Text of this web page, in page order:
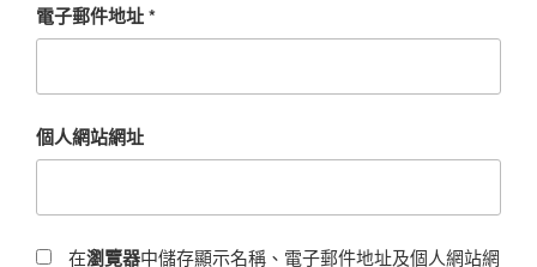
電子郵件地址*
個人網站網址
在瀏覽器中儲存顯示名稱、電子郵件地址及個人網站網